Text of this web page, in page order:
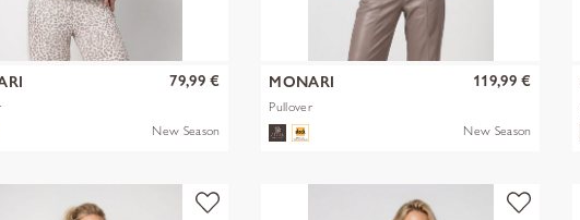
79,99 €
New Season
MONARI
Pullover
119,99 €
New Season